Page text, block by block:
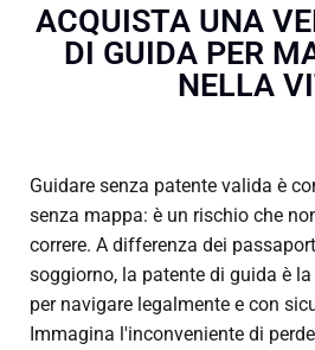
ACQUISTA UNA
DI GUIDA PER
NELLA
Guidare senza patente valida è
senza mappa: è un rischio che
correre. A differenza dei
soggiorno, la patente di guida è
per navigare legalmente e con
Immagina l'inconveniente di